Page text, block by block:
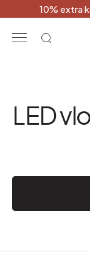
10% extra
LED